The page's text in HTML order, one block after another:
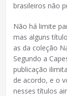
brasileiros não
Não há limite
mas alguns
as da coleção
Segundo a
publicação
de acordo, e o
nesses títulos